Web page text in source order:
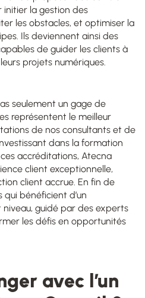
initier la gestion des
les obstacles, et optimiser la
Ils deviennent ainsi des
de guider les clients à
projets numériques.
seulement un gage de
représentent le meilleur
de nos consultants et de
dans la formation
accréditations, Atecna
client exceptionnelle,
client accrue. En fin de
bénéficient d’un
guidé par des experts
les défis en opportunités
avec l’un